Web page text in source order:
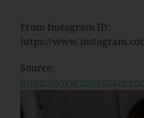
From Instagram ID:
https://
Source:
https://